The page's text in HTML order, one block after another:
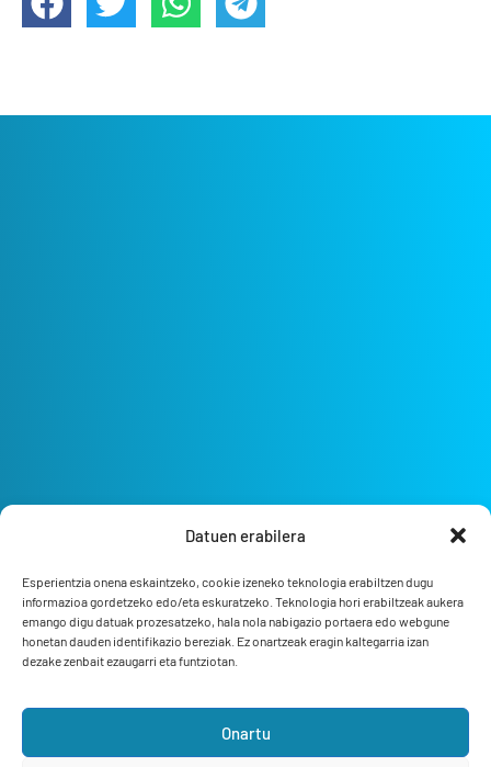
Datuen erabilera
Esperientzia onena eskaintzeko, cookie izeneko teknologia erabiltzen dugu
informazioa gordetzeko edo/eta eskuratzeko. Teknologia hori erabiltzeak aukera
emango digu datuak prozesatzeko, hala nola nabigazio portaera edo webgune
honetan dauden identifikazio bereziak. Ez onartzeak eragin kaltegarria izan
dezake zenbait ezaugarri eta funtziotan.
Onartu
Bizi Bermeo